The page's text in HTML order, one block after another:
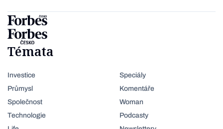
Témata
Investice
Průmysl
Společnost
Technologie
Speciály
Komentáře
Woman
Podcasty